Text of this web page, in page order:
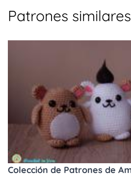
Patrones similares
Colección de Patrones de